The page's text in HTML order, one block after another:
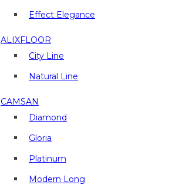
Effect Elegance
ALIXFLOOR
City Line
Natural Line
CAMSAN
Diamond
Gloria
Platinum
Modern Long